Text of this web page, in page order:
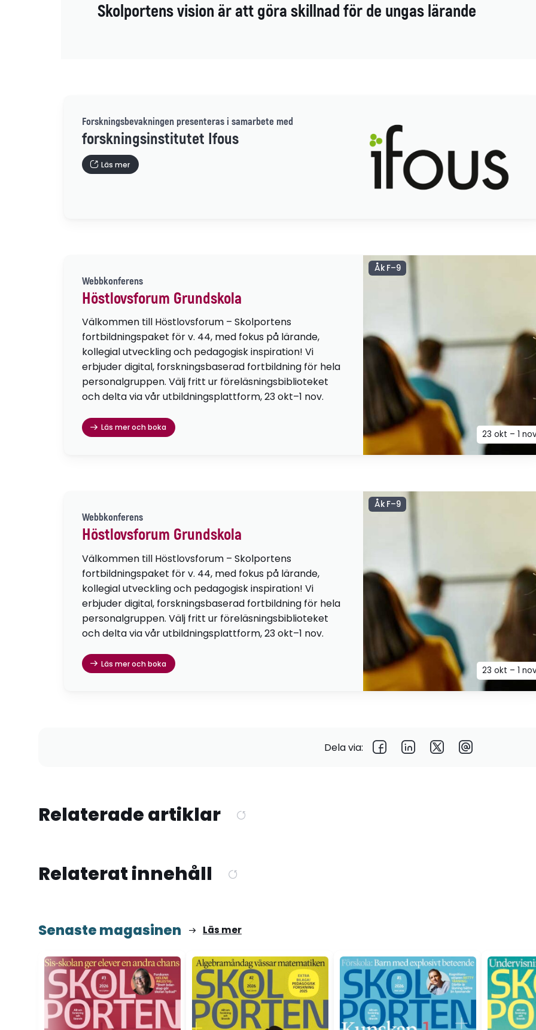
Skolportens vision är att göra skillnad för de ungas lärande
Forskningsbevakningen presenteras i samarbete med
forskningsinstitutet Ifous
Läs mer
Webbkonferens
Höstlovsforum Grundskola
Välkommen till Höstlovsforum – Skolportens
fortbildningspaket för v. 44, med fokus på lärande,
kollegial utveckling och pedagogisk inspiration! Vi
erbjuder digital, forskningsbaserad fortbildning för hela
personalgruppen. Välj fritt ur föreläsningsbiblioteket
och delta via vår utbildningsplattform, 23 okt–1 nov.
Läs mer och boka
Åk F–9
23 okt – 1
Webbkonferens
Höstlovsforum Grundskola
Välkommen till Höstlovsforum – Skolportens
fortbildningspaket för v. 44, med fokus på lärande,
kollegial utveckling och pedagogisk inspiration! Vi
erbjuder digital, forskningsbaserad fortbildning för hela
personalgruppen. Välj fritt ur föreläsningsbiblioteket
och delta via vår utbildningsplattform, 23 okt–1 nov.
Läs mer och boka
Åk F–9
23 okt – 1
Dela via:
Relaterade artiklar
Relaterat innehåll
Senaste magasinen Läs mer